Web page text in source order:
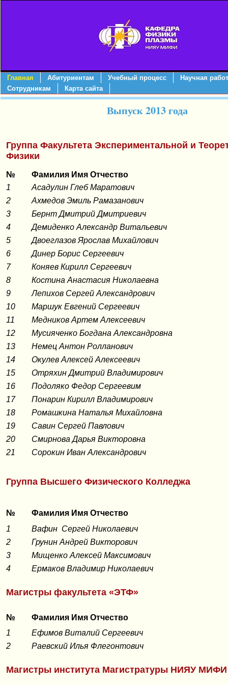
Главная Абитуриентам Учебный процесс
Научная
Сотрудникам
Карта сайта
Выпуск 2013 года
Группа Факультета Экспериментальной и
Физики
№
Фамилия Имя Отчество
1
Асадулин Глеб Маратович
2
Ахмедов Эмиль Рамазанович
3
Бернт Дмитрий Дмитриевич
4
Демиденко Александр Витальевич
5
Двоеглазов Ярослав Михайлович
6
Динер Борис Сергеевич
7
Коняев Кирилл Сергеевич
8
Костина Анастасия Николаевна
9
Лепихов Сергей Александрович
10
Маршук Евгений Сергеевич
11
Медников Артем Алексеевич
12
Мусияченко Богдана Александровна
13
Немец Антон Ролланович
14
Окулев Алексей Алексеевич
15
Отряхин Дмитрий Владимирович
16
Подоляко Федор Сергеевим
17
Понарин Кирилл Владимирович
18
Ромашкина Наталья Михайловна
19
Савин Сергей Павлович
20
Смирнова Дарья Викторовна
21
Сорокин Иван Александрович
Группа Высшего Физического Колледжа
№
Фамилия Имя Отчество
1
Вафин Сергей Николаевич
2
Грунин Андрей Викторович
3
Мищенко Алексей Максимович
4
Ермаков Владимир Николаевич
Магистры факультета «ЭТФ»
№
Фамилия Имя Отчество
1
Ефимов Виталий Сергеевич
2
Раевский Илья Флегонтович
Магистры института Магистратуры НИЯУ МИФИ